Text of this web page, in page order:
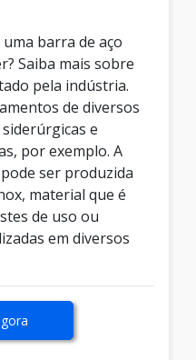
barra de aço
Saiba mais sobre
pela indústria.
de diversos
e
por exemplo. A
ser produzida
material que é
de uso ou
em diversos